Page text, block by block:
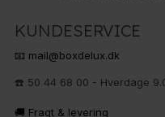
KUNDESERVICE
📧 mail@boxdelux.dk
☎️ 50 44 68 00 - Hverdage
🚚 Fragt & levering